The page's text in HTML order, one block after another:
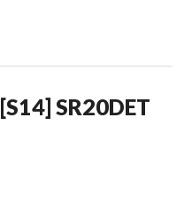
[S14] SR20DET